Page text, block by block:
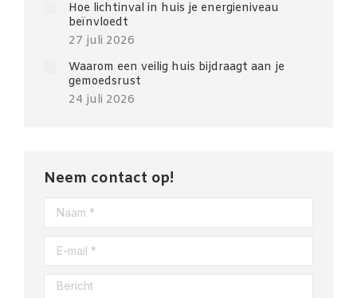
Hoe lichtinval in huis je energieniveau
beïnvloedt
27 juli 2026
Waarom een veilig huis bijdraagt aan je
gemoedsrust
24 juli 2026
Neem contact op!
Naam *
E-mail *
Bericht